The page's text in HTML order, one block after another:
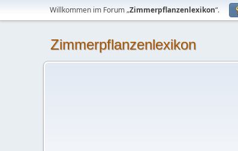
Willkommen im Forum „Zimmerpflanzenlexikon“.
Zimmerpflanzenlexikon